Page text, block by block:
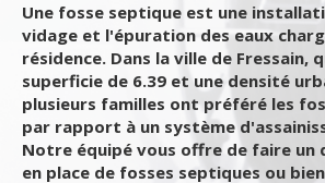
Une fosse septique est une
vidage et l'épuration des eaux
résidence. Dans la ville de Fressain,
superficie de 6.39 et une densité
plusieurs familles ont préféré les
par rapport à un système
Notre équipé vous offre de faire un
en place de fosses septiques ou